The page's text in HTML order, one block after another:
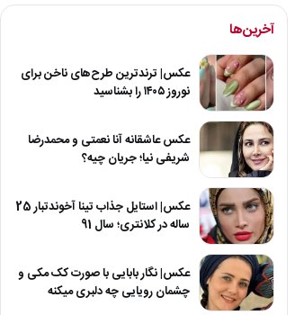
آخرین‌ها
عکس| ترندترین طرح‌های ناخن برای
نوروز ۱۴۰۵ را بشناسید
عکس عاشقانه آنا نعمتی و محمدرضا
شریفی نیا؛ جریان چیه؟
عکس| استایل جذاب تینا آخوندتبار 25
ساله در کلانتری؛ سال 91
عکس| نگار بابایی با صورت کک مکی و
چشمان رویایی چه دلبری میکنه